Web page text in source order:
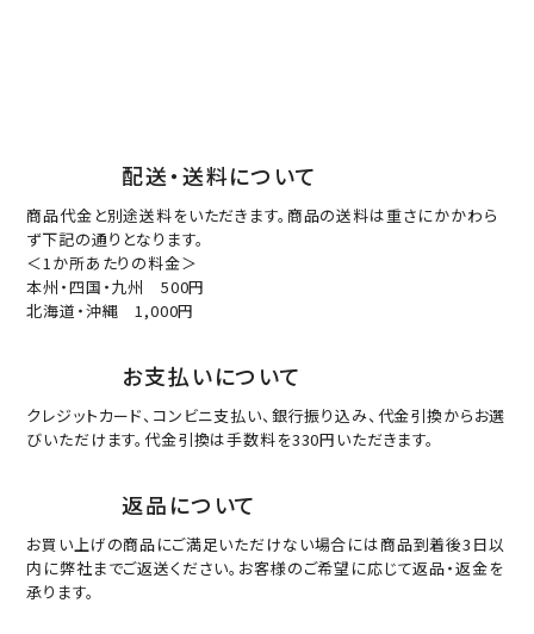
配送・送料について
商品代金と別途送料をいただきます。商品の送料は重さにかかわら
ず下記の通りとなります。
＜1か所あたりの料金＞
本州・四国・九州 500円
北海道・沖縄 1,000円
お支払いについて
クレジットカード、コンビニ支払い、銀行振り込み、代金引換からお選
びいただけます。代金引換は手数料を330円いただきます。
返品について
お買い上げの商品にご満足いただけない場合には商品到着後3日以
内に弊社までご返送ください。お客様のご希望に応じて返品・返金を
承ります。